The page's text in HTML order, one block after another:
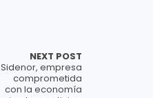
NEXT POST
Sidenor, empresa
comprometida
con la economía